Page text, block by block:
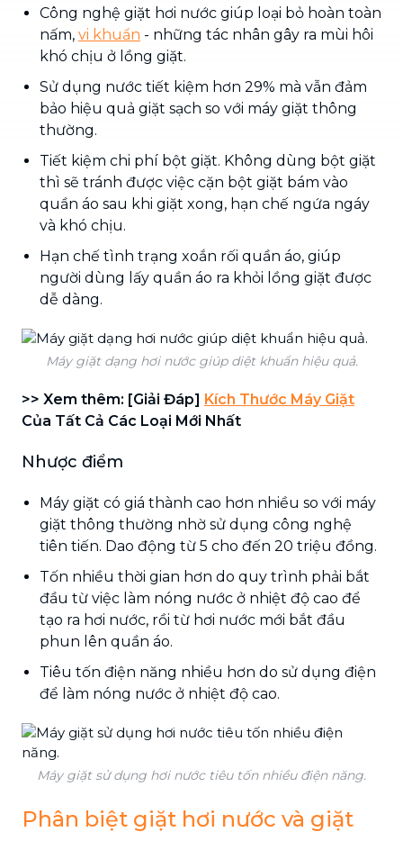
Công nghệ giặt hơi nước giúp loại bỏ hoàn toàn
nấm, vi khuẩn - những tác nhân gây ra mùi hôi
khó chịu ở lồng giặt.
Sử dụng nước tiết kiệm hơn 29% mà vẫn đảm
bảo hiệu quả giặt sạch so với máy giặt thông
thường.
Tiết kiệm chi phí bột giặt. Không dùng bột giặt
thì sẽ tránh được việc cặn bột giặt bám vào
quần áo sau khi giặt xong, hạn chế ngứa ngáy
và khó chịu.
Hạn chế tình trạng xoắn rối quần áo, giúp
người dùng lấy quần áo ra khỏi lồng giặt được
dễ dàng.
Máy giặt dạng hơi nước giúp diệt khuẩn hiệu quả.
>> Xem thêm: [Giải Đáp] Kích Thước Máy Giặt
Của Tất Cả Các Loại Mới Nhất
Nhược điểm
Máy giặt có giá thành cao hơn nhiều so với máy
giặt thông thường nhờ sử dụng công nghệ
tiên tiến. Dao động từ 5 cho đến 20 triệu đồng.
Tốn nhiều thời gian hơn do quy trình phải bắt
đầu từ việc làm nóng nước ở nhiệt độ cao để
tạo ra hơi nước, rồi từ hơi nước mới bắt đầu
phun lên quần áo.
Tiêu tốn điện năng nhiều hơn do sử dụng điện
để làm nóng nước ở nhiệt độ cao.
Máy giặt sử dụng hơi nước tiêu tốn nhiều điện năng.
Phân biệt giặt hơi nước và giặt